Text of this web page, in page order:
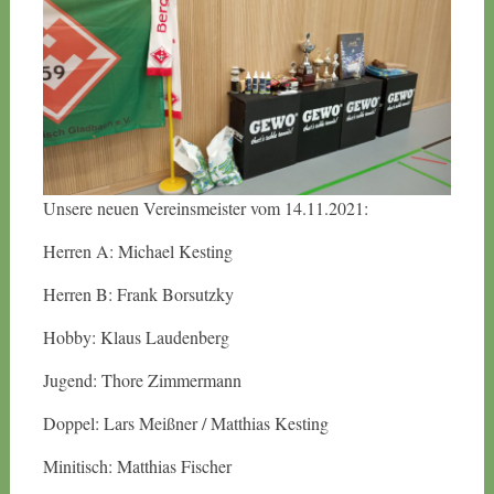
Unsere neuen Vereinsmeister vom 14.11.2021:
Herren A: Michael Kesting
Herren B: Frank Borsutzky
Hobby: Klaus Laudenberg
Jugend: Thore Zimmermann
Doppel: Lars Meißner / Matthias Kesting
Minitisch: Matthias Fischer